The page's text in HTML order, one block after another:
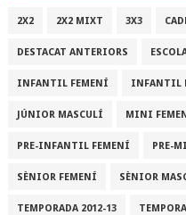
2X2 2X2 MIXT 3X3
DESTACAT ANTERIORS
INFANTIL FEMENÍ INFANTIL
JÚNIOR MASCULÍ MINI
PRE-INFANTIL FEMENÍ PRE-
SÈNIOR FEMENÍ SÈNIOR
TEMPORADA 2012-13